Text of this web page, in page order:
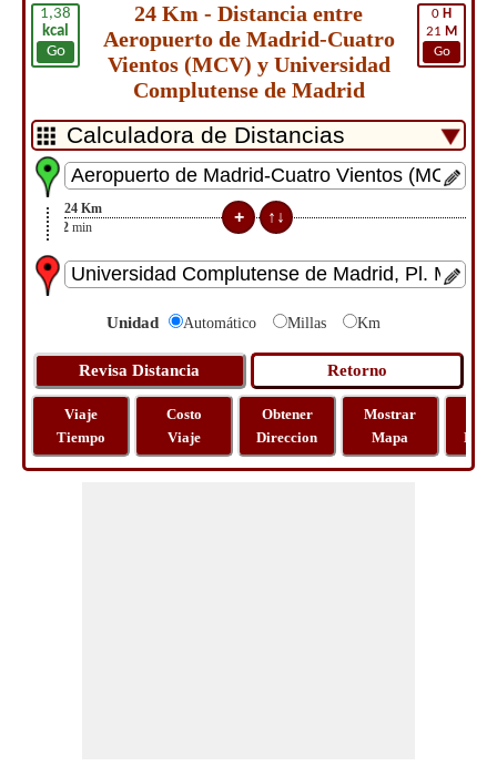
1,38
kcal
Go
0 H
21 M
Go
24 Km - Distancia entre
Aeropuerto de Madrid-Cuatro
Vientos (MCV) y Universidad
Complutense de Madrid
24 Km
22 min
Unidad Automático Millas Km
Viaje
Tiempo
Costo
Viaje
Obtener
Direccion
Mostrar
Mapa